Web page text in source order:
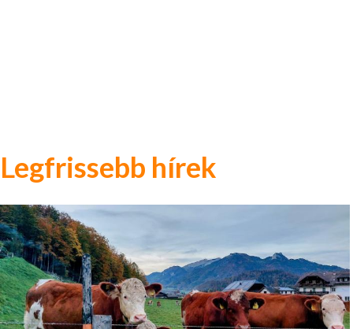
Legfrissebb hírek